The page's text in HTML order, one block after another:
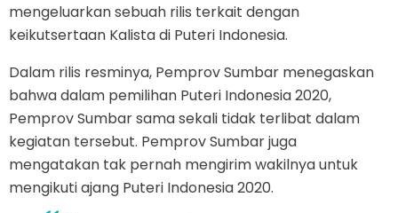
mengeluarkan sebuah rilis terkait dengan
keikutsertaan Kalista di Puteri Indonesia.
Dalam rilis resminya, Pemprov Sumbar menegaskan
bahwa dalam pemilihan Puteri Indonesia 2020,
Pemprov Sumbar sama sekali tidak terlibat dalam
kegiatan tersebut. Pemprov Sumbar juga
mengatakan tak pernah mengirim wakilnya untuk
mengikuti ajang Puteri Indonesia 2020.